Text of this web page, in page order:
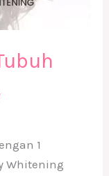
1
Whitening